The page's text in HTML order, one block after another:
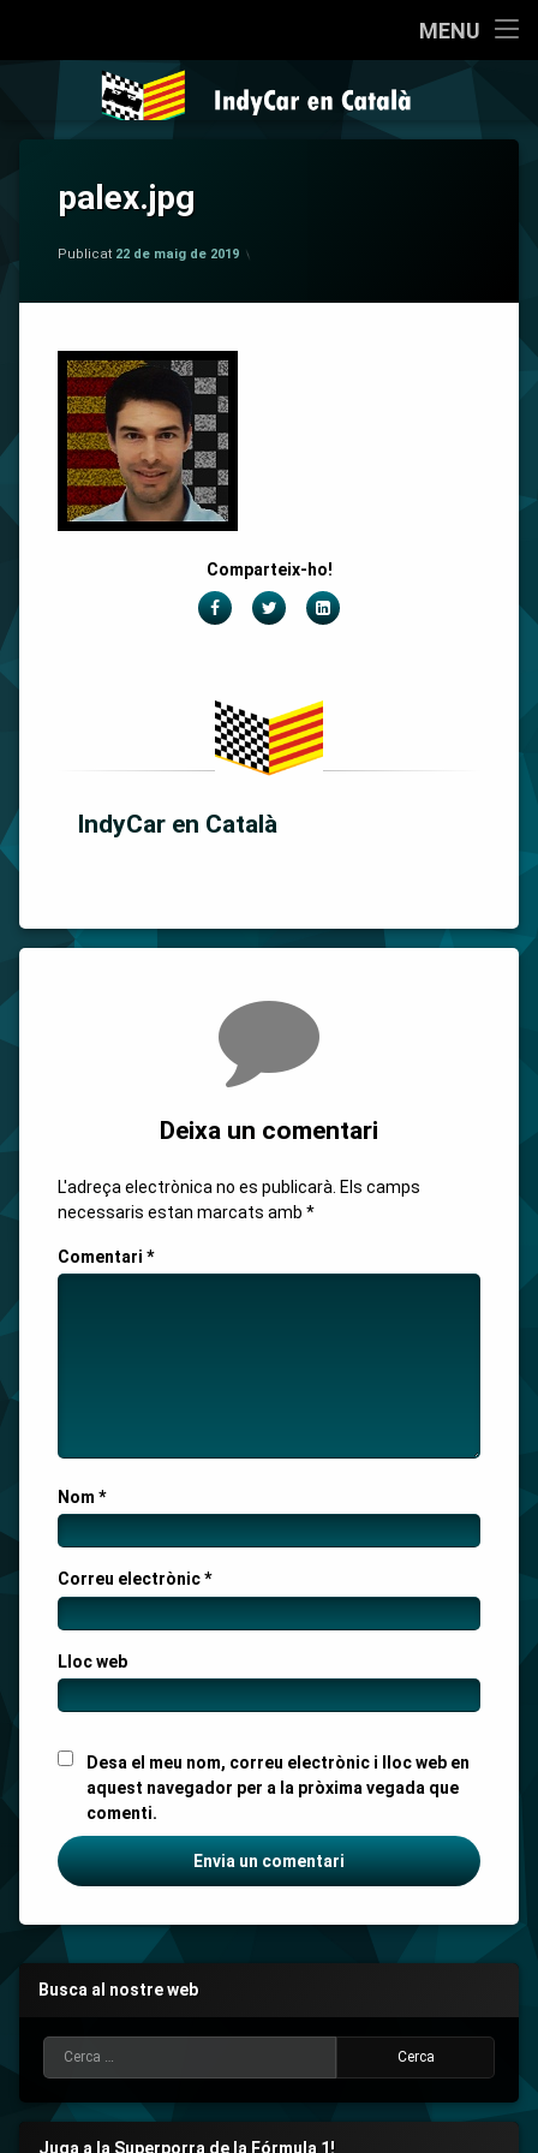
MENU
Qui som?
Coneixent la IndyCar
Cròniques
La Pregunta
Sèries
IndyCar en
palex.jpg
Publicat 22 de maig de 2019
Comparteix-ho!
FacebookTwitterLinkedIn
IndyCar en Català
Deixa un comentari
L'adreça electrònica no es publicarà. Els camps
necessaris estan marcats amb *
Comentari *
Nom *
Correu electrònic*
Lloc web
Desa el meu nom, correu electrònic i lloc web en
aquest navegador per a la pròxima vegada que
comenti.
Busca al nostre web
Cerca:
Juga a la Superporra de la Fórmula 1!